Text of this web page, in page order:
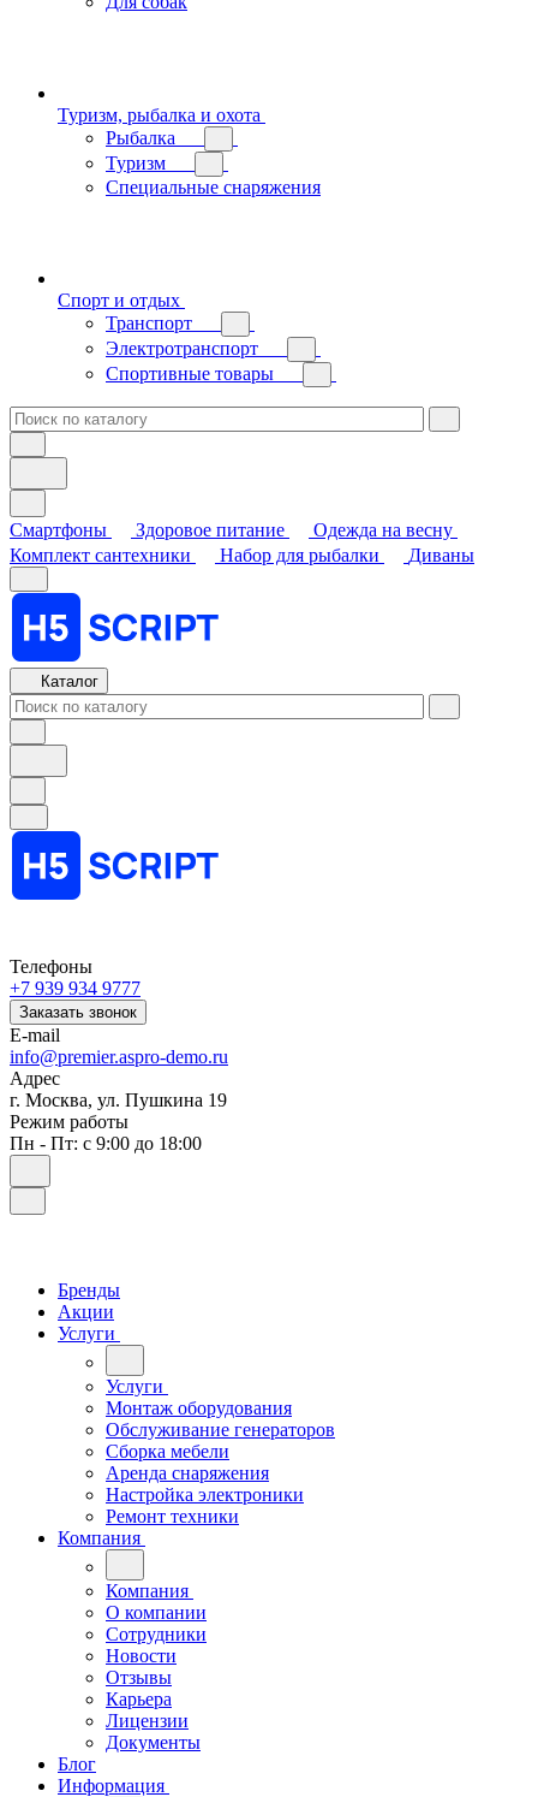
Туризм, рыбалка и охота
Рыбалка
Туризм
Специальные снаряжения
Спорт и отдых
Транспорт
Электротранспорт
Спортивные товары
Смартфоны Здоровое питание
Одежда на весну
Комплект сантехники
Набор для рыбалки Диваны
Каталог
Телефоны
+7 939 934 9777
Заказать звонок
E-mail
info@premier.aspro-demo.ru
Адрес
г. Москва, ул. Пушкина 19
Режим работы
Пн - Пт: с 9:00 до 18:00
Бренды
Акции
Услуги
Услуги
Монтаж оборудования
Обслуживание генераторов
Сборка мебели
Аренда снаряжения
Настройка электроники
Ремонт техники
Компания
Компания
О компании
Сотрудники
Новости
Отзывы
Карьера
Лицензии
Документы
Блог
Информация